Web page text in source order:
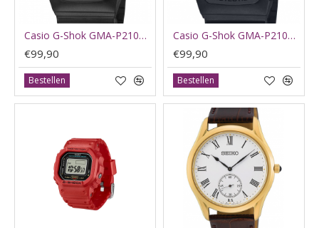
Casio G-Shok GMA-P2100SA-1A2ER - 65768
€99,90
Bestellen
Casio G-Shok GMA-P2100BB-1AER - 65769
€99,90
Bestellen